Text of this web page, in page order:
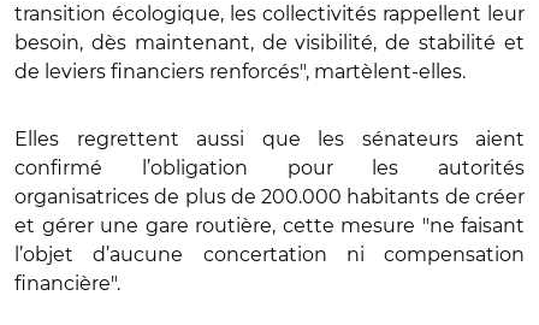
transition écologique, les collectivités rappellent leur
besoin, dès maintenant, de visibilité, de stabilité et
de leviers financiers renforcés", martèlent-elles.
Elles regrettent aussi que les sénateurs aient
confirmé l’obligation pour les autorités
organisatrices de plus de 200.000 habitants de créer
et gérer une gare routière, cette mesure "ne faisant
l’objet d’aucune concertation ni compensation
financière".